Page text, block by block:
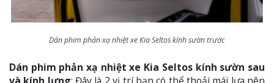
Dán phim phản xạ nhiệt xe Kia Seltos kính sườn trước
Dán phim phản xạ nhiệt xe Kia Seltos kính sườn sau